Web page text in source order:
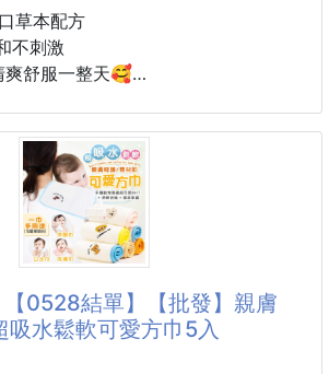
私密肌酸鹼平衡，天天洗也安心不
瓶🉐
香到讓人想靠近：
🌬️ 清新舒涼，洗完彷彿被森林風吹
草本配方
不刺激
爽舒服一整天🥰
B:金盞花&茶樹 C:洋甘菊
$480
洗完不乾澀的私密清潔
不緊繃的舒服感
本香，不會過重，很安心🌿
處悶感明顯減少
【0528結單】【批發】親膚
吸水鬆軟可愛方巾5入